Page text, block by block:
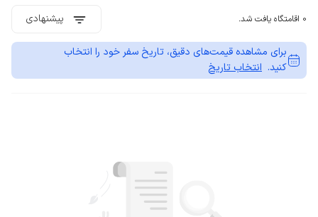
0 اقامتگاه یافت شد. پیشنهادی
برای مشاهده قیمت‌های دقیق، تاریخ سفر خود را انتخاب
کنید. انتخاب تاریخ